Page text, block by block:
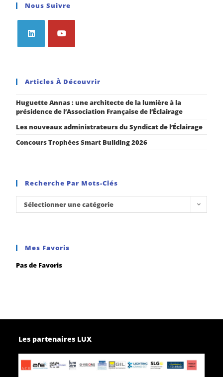
Nous Suivre
Articles À Découvrir
Huguette Annas : une architecte de la lumière à la
présidence de l’Association Française de l’Éclairage
Les nouveaux administrateurs du Syndicat de l’Éclairage
Concours Trophées Smart Building 2026
Recherche Par Mots-Clés
Sélectionner une catégorie
Mes Favoris
Pas de Favoris
Les partenaires LUX